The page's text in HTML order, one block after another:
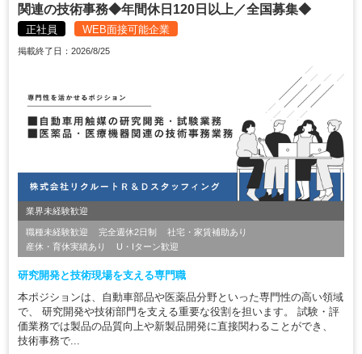
関連の技術事務◆年間休日120日以上／全国募集◆
正社員 WEB面接可能企業
掲載終了日：2026/8/25
業界未経験歓迎
職種未経験歓迎 完全週休2日制
社宅・家賃補助あり
産休・育休実績あり
U・Iターン歓迎
研究開発と技術現場を支える専門職
本ポジションは、自動車部品や医薬品分野といった専門性の高い領域
で、 研究開発や技術部門を支える重要な役割を担います。 試験・評
価業務では製品の品質向上や新製品開発に直接関わることができ、
技術事務で...